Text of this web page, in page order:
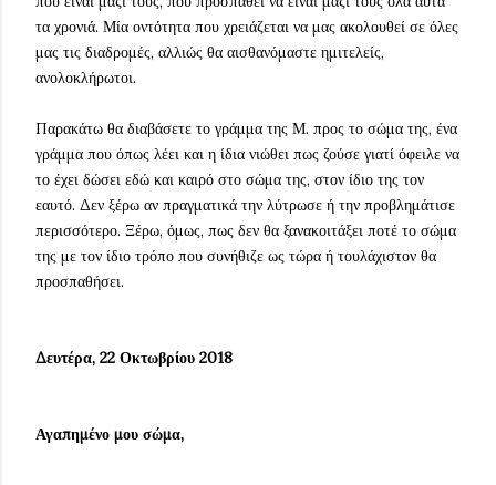
τα χρονιά. Μία οντότητα που χρειάζεται να μας ακολουθεί σε όλες
μας τις διαδρομές, αλλιώς θα αισθανόμαστε ημιτελείς,
ανολοκλήρωτοι.
Παρακάτω θα διαβάσετε το γράμμα της Μ. προς το σώμα της, ένα
γράμμα που όπως λέει και η ίδια νιώθει πως ζούσε γιατί όφειλε να
το έχει δώσει εδώ και καιρό στο σώμα της, στον ίδιο της τον
εαυτό. Δεν ξέρω αν πραγματικά την λύτρωσε ή την προβλημάτισε
περισσότερο. Ξέρω, όμως, πως δεν θα ξανακοιτάξει ποτέ το σώμα
της με τον ίδιο τρόπο που συνήθιζε ως τώρα ή τουλάχιστον θα
προσπαθήσει.
Δευτέρα, 22 Οκτωβρίου 2018
Αγαπημένο μου σώμα,